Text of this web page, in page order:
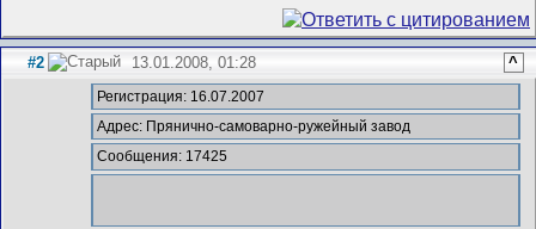
#2 13.01.2008, 01:28 ^
Регистрация: 16.07.2007
Адрес: Прянично-самоварно-ружейный завод
Сообщения: 17425